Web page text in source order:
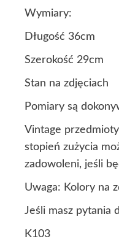
Wymiary:
Długość 36cm
Szerokość 29cm
Stan na zdjęciach
Pomiary są
Vintage
stopień zużycia
zadowoleni, jeśli
Uwaga: Kolory na
Jeśli masz pytania
K103